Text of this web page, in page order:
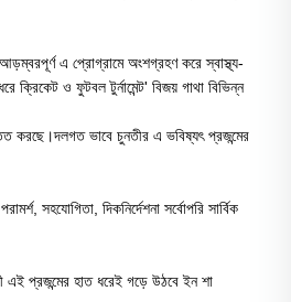
এ প্রোগ্রামে অংশগ্রহণ করে স্বাস্থ্য-
ক্রিকেট ও ফুটবল টুর্নামেন্ট' বিজয় গাথা বিভিন্ন
করছে।দলগত ভাবে চুনতীর এ ভবিষ্যৎ প্রজন্মের
সহযোগিতা, দিকনির্দেশনা সর্বোপরি সার্বিক
এই প্রজন্মের হাত ধরেই গড়ে উঠবে ইন শা